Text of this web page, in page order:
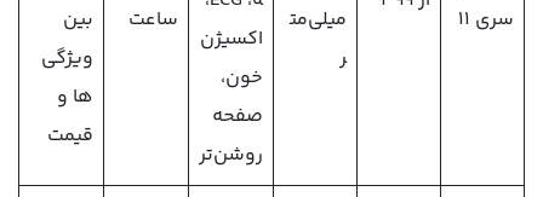
سری 11
میلی‌مت
ر
اکسیژن
خون،
صفحه
روشن‌تر
ساعت
بین
ویژگی‌
ها و
قیمت